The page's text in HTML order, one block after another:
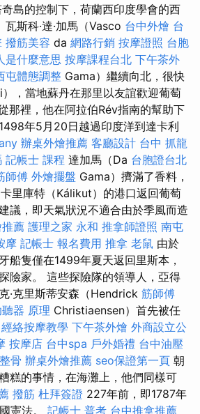
島的控制下，荷蘭西印度學會的西
斯科·達·加馬（Vasco 台中外燴 台
撥筋美容 da 網路行銷 按摩證照 台胞
是什麼意思 按摩課程台北 下午茶外
屯體態調整 Gama）繼續向北，很快
，當地蘇丹在那里以友誼歡迎葡萄
那裡，他在阿拉伯Rév指南的幫助下
年5月20日越過印度洋到達卡利
辦桌外燴推薦 客廳設計 台中 抓龍
記帳士 課程 達加馬（Da 台胞證台北
師傅 外燴擺盤 Gama）擠滿了香料，
里庫特（Kálikut）的港口返回葡萄
議，即天氣狀況不適合由於季風而造
薦 護理之家 永和 推拿師證照 南屯
摩 記帳士 報名費用 推拿 老鼠 由於
船隻僅在1499年夏天返回里斯本，
險家。 這些探險隊的領導人，亞得
·克里斯蒂安森（Hendrick 筋師傅
器 原理 Christiaensen）首先被任
經絡按摩教學 下午茶外燴 外商設立公
按摩店 台中spa 戶外婚禮 台中油壓
骨 辦桌外燴推薦 seo保證第一頁 朝
糕的事情，在海灘上，他們同樣可
撥筋 杜拜簽證 227年前，即1787年
憲法。 記帳士 普考 台中推拿推薦